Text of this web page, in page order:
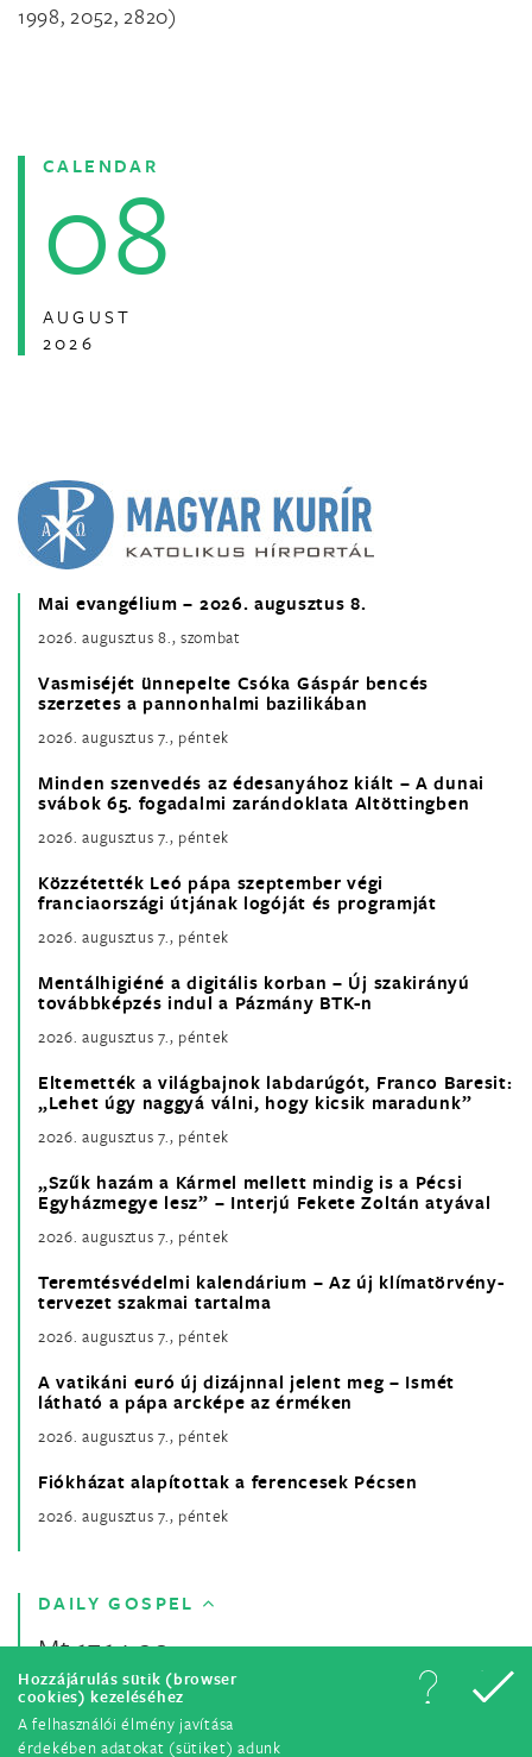
Hozzájárulás sütik (browser
cookies) kezeléséhez
A felhasználói élmény javítása
érdekében adatokat (sütiket) adunk
1998, 2052, 2820)
CALENDAR
08
AUGUST
2026
Mai evangélium – 2026. augusztus 8.
2026. augusztus 8., szombat
Vasmiséjét ünnepelte Csóka Gáspár bencés
szerzetes a pannonhalmi bazilikában
2026. augusztus 7., péntek
Minden szenvedés az édesanyához kiált – A dunai
svábok 65. fogadalmi zarándoklata Altöttingben
2026. augusztus 7., péntek
Közzétették Leó pápa szeptember végi
franciaországi útjának logóját és programját
2026. augusztus 7., péntek
Mentálhigiéné a digitális korban – Új szakirányú
továbbképzés indul a Pázmány BTK-n
2026. augusztus 7., péntek
Eltemették a világbajnok labdarúgót, Franco Baresit:
„Lehet úgy naggyá válni, hogy kicsik maradunk”
2026. augusztus 7., péntek
„Szűk hazám a Kármel mellett mindig is a Pécsi
Egyházmegye lesz” – Interjú Fekete Zoltán atyával
2026. augusztus 7., péntek
Teremtésvédelmi kalendárium – Az új klímatörvény-
tervezet szakmai tartalma
2026. augusztus 7., péntek
A vatikáni euró új dizájnnal jelent meg – Ismét
látható a pápa arcképe az érméken
2026. augusztus 7., péntek
Fiókházat alapítottak a ferencesek Pécsen
2026. augusztus 7., péntek
DAILY GOSPEL
Mt 17,14-20